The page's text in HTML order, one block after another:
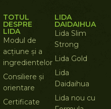
TOTUL
DESPRE
LIDA
Modul de
acțiune și a
ingredientelor
Consiliere și
orientare
Certificate
LIDA
DAIDAIHUA
Lida Slim
Strong
Lida Gold
Lida
Daidaihua
Lida nou cu